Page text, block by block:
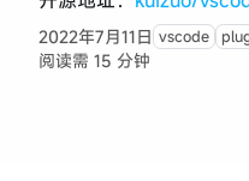
2022年7月11日 vscode
阅读需 15 分钟